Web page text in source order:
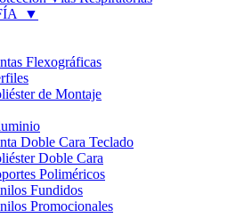
▼
Flexográficas
de Montaje
Doble Cara Teclado
Doble Cara
Poliméricos
Fundidos
Promocionales